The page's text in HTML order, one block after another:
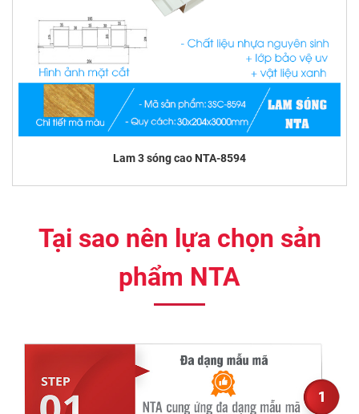
Lam 3 sóng cao NTA-8594
Tại sao nên lựa chọn sản
phẩm NTA